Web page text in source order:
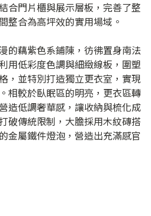
合門片櫃與展示層板，完善了整
整合為高坪效的實用場域。
的藕紫色系鋪陳，彷彿置身南法
用低彩度色調與細緻線板，圍塑
，並特別打造獨立更衣室，實現
相較於臥眠區的明亮，更衣區轉
造低調奢華感，讓收納與梳化成
破傳統限制，大膽採用木紋磚搭
金屬鐵件燈泡，營造出充滿感官